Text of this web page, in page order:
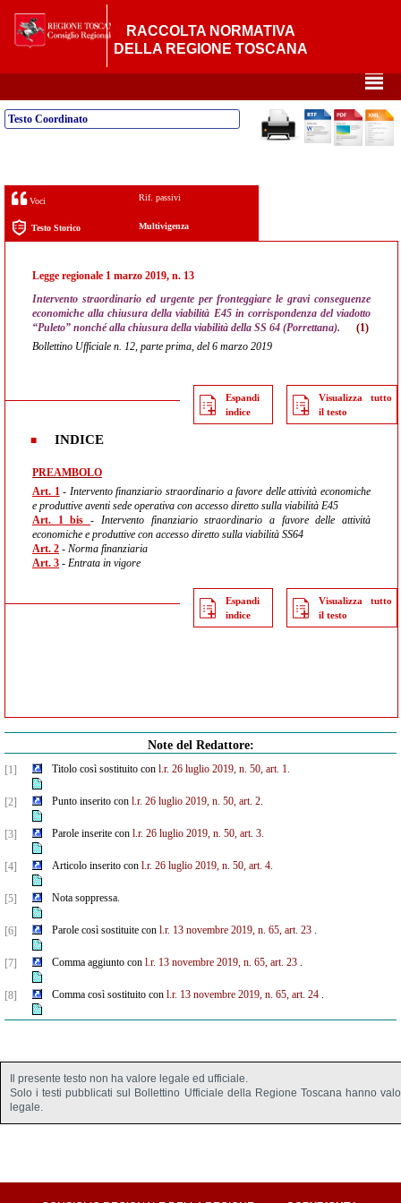
RACCOLTA NORMATIVA
DELLA REGIONE TOSCANA
²
Testo Coordinato
Voci Rif. passivi
Testo Storico Multivigenza
Legge regionale 1 marzo 2019, n. 13
Intervento straordinario ed urgente per fronteggiare le gravi conseguenze
economiche alla chiusura della viabilità E45 in corrispondenza del viadotto
“Puleto” nonché alla chiusura della viabilità della SS 64 (Porrettana).
(1)
Bollettino Ufficiale n. 12, parte prima, del 6 marzo 2019
Espandi
indice
Visualizza tutto
il testo
INDICE
PREAMBOLO
Art. 1- Intervento finanziario straordinario a favore delle attività economiche
e produttive aventi sede operativa con accesso diretto sulla viabilità E45
Art. 1 bis- Intervento finanziario straordinario a favore delle attività
economiche e produttive con accesso diretto sulla viabilità SS64
Art. 2 - Norma finanziaria
Art. 3 - Entrata in vigore
Espandi
indice
Visualizza tutto
il testo
Note del Redattore:
[1] Titolo così sostituito con l.r. 26 luglio 2019, n. 50, art. 1.
[2] Punto inserito con l.r. 26 luglio 2019, n. 50, art. 2.
[3] Parole inserite con l.r. 26 luglio 2019, n. 50, art. 3.
[4] Articolo inserito con l.r. 26 luglio 2019, n. 50, art. 4.
[5] Nota soppressa.
[6] Parole così sostituite con l.r. 13 novembre 2019, n. 65, art. 23.
[7] Comma aggiunto con l.r. 13 novembre 2019, n. 65, art. 23.
[8] Comma così sostituito con l.r. 13 novembre 2019, n. 65, art. 24.
Il presente testo non ha valore legale ed ufficiale.
Solo i testi pubblicati sul Bollettino Ufficiale della Regione Toscana hanno
legale.